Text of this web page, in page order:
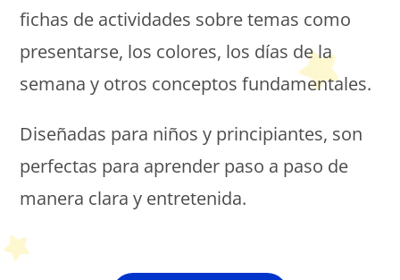
fichas de actividades sobre temas como
presentarse, los colores, los días de la
semana y otros conceptos fundamentales.
Diseñadas para niños y principiantes, son
perfectas para aprender paso a paso de
manera clara y entretenida.